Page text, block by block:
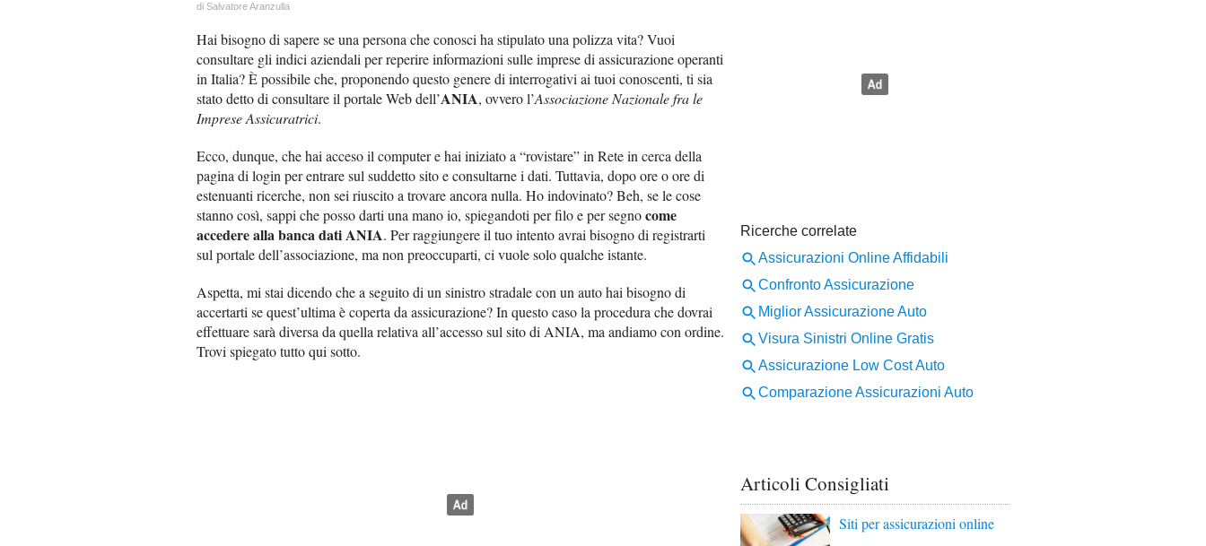
di Salvatore Aranzulla
Hai bisogno di sapere se una persona che conosci ha stipulato una polizza vita? Vuoi
consultare gli indici aziendali per reperire informazioni sulle imprese di assicurazione operanti
in Italia? È possibile che, proponendo questo genere di interrogativi ai tuoi conoscenti, ti sia
stato detto di consultare il portale Web dell’ANIA, ovvero l’Associazione Nazionale fra le
Imprese Assicuratrici.
Ecco, dunque, che hai acceso il computer e hai iniziato a “rovistare” in Rete in cerca della
pagina di login per entrare sul suddetto sito e consultarne i dati. Tuttavia, dopo ore o ore di
estenuanti ricerche, non sei riuscito a trovare ancora nulla. Ho indovinato? Beh, se le cose
stanno così, sappi che posso darti una mano io, spiegandoti per filo e per segnocome
accedere alla banca dati ANIA. Per raggiungere il tuo intento avrai bisogno di registrarti
sul portale dell’associazione, ma non preoccuparti, ci vuole solo qualche istante.
Aspetta, mi stai dicendo che a seguito di un sinistro stradale con un auto hai bisogno di
accertarti se quest’ultima è coperta da assicurazione? In questo caso la procedura che dovrai
effettuare sarà diversa da quella relativa all’accesso sul sito di ANIA, ma andiamo con ordine.
Trovi spiegato tutto qui sotto.
Articoli Consigliati
Siti per assicurazioni online